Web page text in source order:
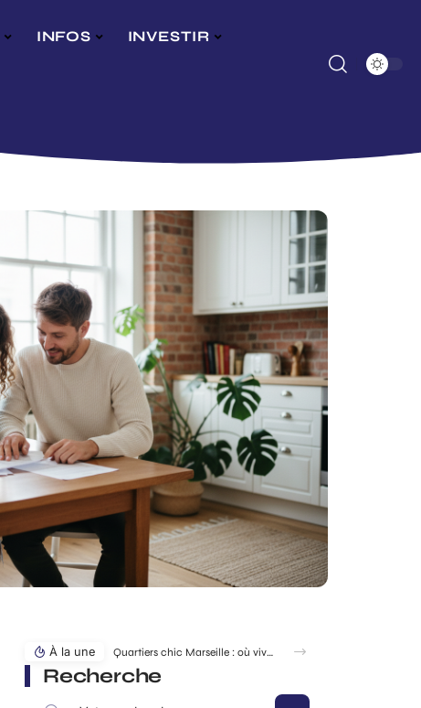
INFOS INVESTIR
À la une Quartiers chic Marseille : où vivre au calme sans s’exiler ?
Recherche